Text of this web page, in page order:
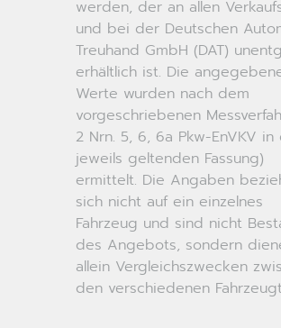
werden, der an allen
und bei der Deutschen
Treuhand GmbH (DAT)
erhältlich ist. Die
Werte wurden nach dem
vorgeschriebenen
2 Nrn. 5, 6, 6a Pkw-EnVKV
jeweils geltenden Fassung)
ermittelt. Die Angaben
sich nicht auf ein einzelnes
Fahrzeug und sind nicht
des Angebots, sondern
allein Vergleichszwecken
den verschiedenen